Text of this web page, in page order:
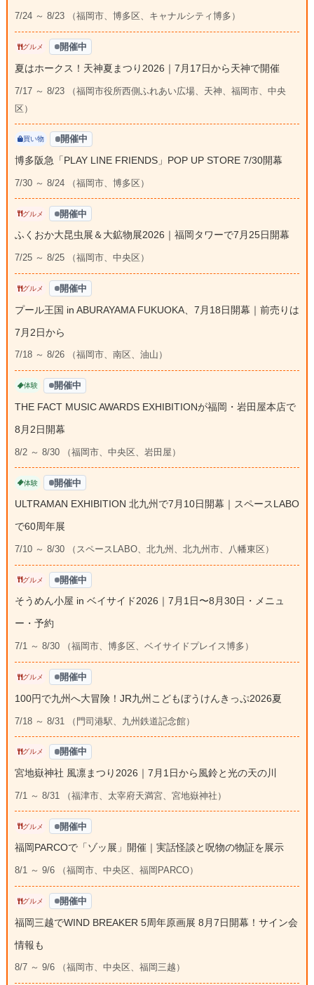
7/24 ～ 8/23 （福岡市、博多区、キャナルシティ博多）
グルメ 開催中
夏はホークス！天神夏まつり2026｜7月17日から天神で開催
7/17 ～ 8/23 （福岡市役所西側ふれあい広場、天神、福岡市、中央
区）
買い物 開催中
博多阪急「PLAY LINE FRIENDS」POP UP STORE 7/30開幕
7/30 ～ 8/24 （福岡市、博多区）
グルメ 開催中
ふくおか大昆虫展＆大鉱物展2026｜福岡タワーで7月25日開幕
7/25 ～ 8/25 （福岡市、中央区）
グルメ 開催中
プール王国 in ABURAYAMA FUKUOKA、7月18日開幕｜前売りは
7月2日から
7/18 ～ 8/26 （福岡市、南区、油山）
体験 開催中
THE FACT MUSIC AWARDS EXHIBITIONが福岡・岩田屋本店で
8月2日開幕
8/2 ～ 8/30 （福岡市、中央区、岩田屋）
体験 開催中
ULTRAMAN EXHIBITION 北九州で7月10日開幕｜スペースLABO
で60周年展
7/10 ～ 8/30 （スペースLABO、北九州、北九州市、八幡東区）
グルメ 開催中
そうめん小屋 in ベイサイド2026｜7月1日〜8月30日・メニュ
ー・予約
7/1 ～ 8/30 （福岡市、博多区、ベイサイドプレイス博多）
グルメ 開催中
100円で九州へ大冒険！JR九州こどもぼうけんきっぷ2026夏
7/18 ～ 8/31 （門司港駅、九州鉄道記念館）
グルメ 開催中
宮地嶽神社 風凛まつり2026｜7月1日から風鈴と光の天の川
7/1 ～ 8/31 （福津市、太宰府天満宮、宮地嶽神社）
グルメ 開催中
福岡PARCOで「ゾッ展」開催｜実話怪談と呪物の物証を展示
8/1 ～ 9/6 （福岡市、中央区、福岡PARCO）
グルメ 開催中
福岡三越でWIND BREAKER 5周年原画展 8月7日開幕！サイン会
情報も
8/7 ～ 9/6 （福岡市、中央区、福岡三越）